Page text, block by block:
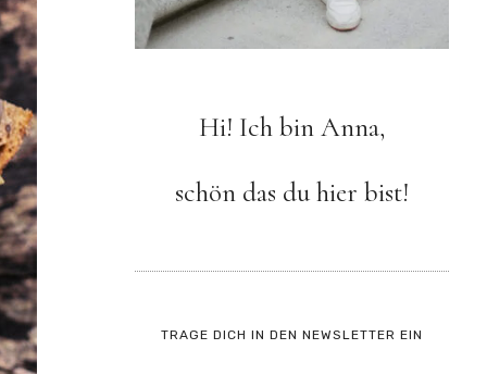
Hi! Ich bin Anna,
schön das du hier bist!
TRAGE DICH IN DEN NEWSLETTER EIN